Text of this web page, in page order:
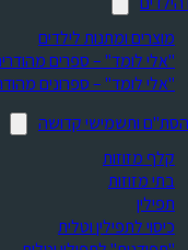
מוצרים ומתנות לילדים
"אלי לומד" – ספרים
"אלי לומד" – ספרונים
הסת"ם ותשמישי קדושה
קלף מזוזות
בתי מזוזות
תפילין
כיסוי לתפילין וטלית